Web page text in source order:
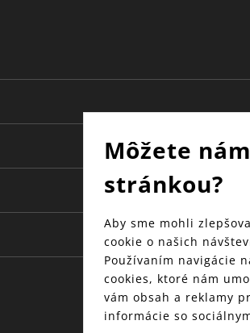
Môžete
stránkou?
Aby sme mohli
cookie o našich
Používaním navigácie
cookies, ktoré nám
vám obsah a reklamy
informácie so